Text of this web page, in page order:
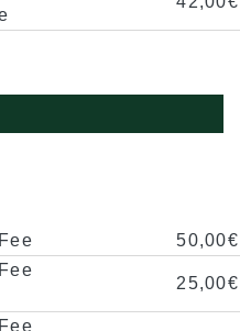
50,00€
25,00€